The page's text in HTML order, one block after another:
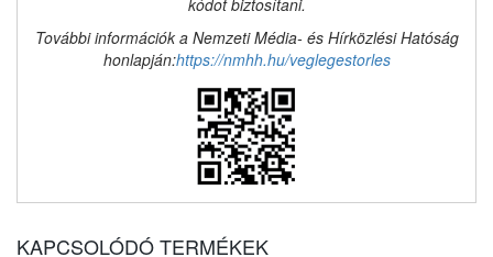
kódot biztosítani.
További információk a Nemzeti Média- és Hírközlési Hatóság
honlapján:https://nmhh.hu/veglegestorles
KAPCSOLÓDÓ TERMÉKEK